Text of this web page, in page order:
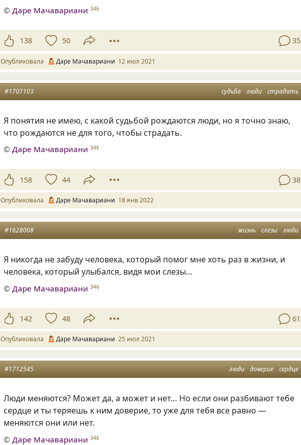
©Даре Мачавариани 346
138 50 35
Опубликовала Даре Мачавариани 12 июл 2021
судьба люди страдать
#1707103
Я понятия не имею, с какой судьбой рождаются люди, но я точно знаю,
что рождаются не для того, чтобы страдать.
©Даре Мачавариани 346
158 44 38
Опубликовала Даре Мачавариани 18 янв 2022
жизнь слезы люди
#1628008
Я никогда не забуду человека, который помог мне хоть раз в жизни, и
человека, который улыбался, видя мои слезы…
© Даре Мачавариани 346
142 48 61
Опубликовала Даре Мачавариани 25 июл 2021
люди доверие сердце
#1712545
Люди меняются? Может да, а может и нет… Но если они разбивают тебе
сердце и ты теряешь к ним доверие, то уже для тебя все равно —
меняются они или нет.
© Даре Мачавариани 346